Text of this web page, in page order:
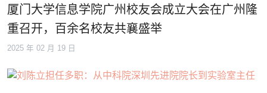
厦门大学信息学院广州校友会成立大会在广州隆
重召开，百余名校友共襄盛举
2025 年 02 月 19 日